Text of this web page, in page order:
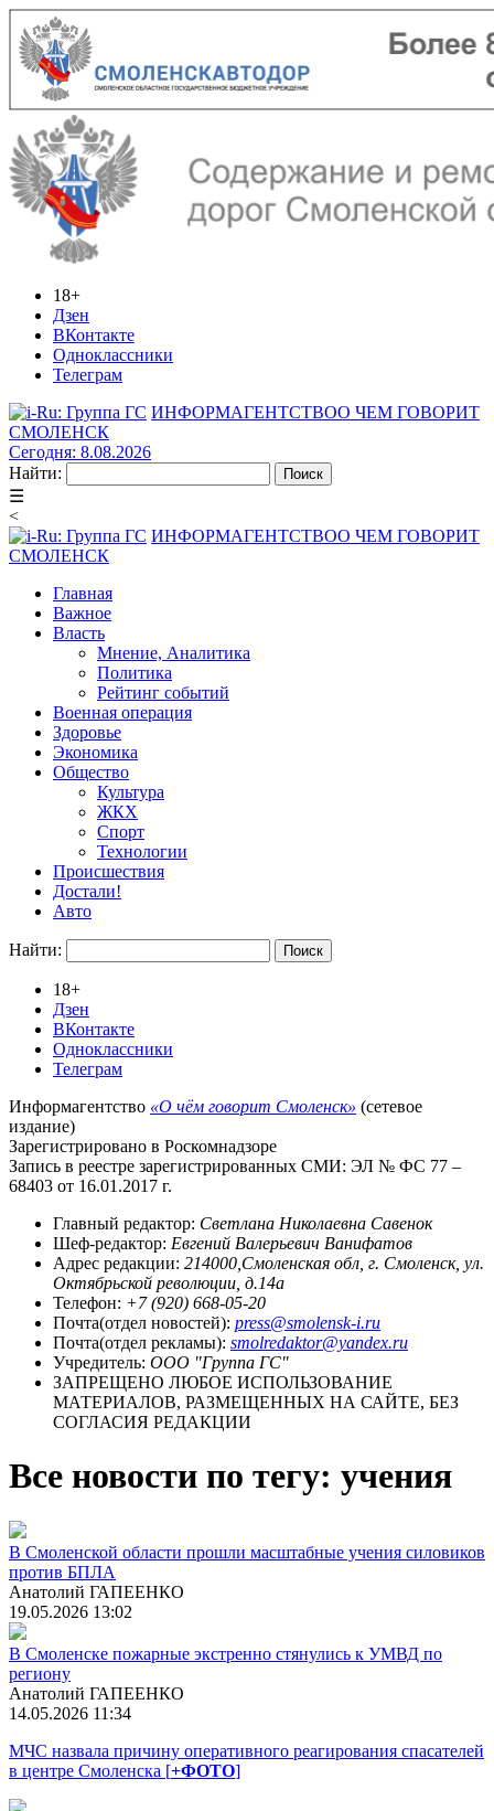
18+
Дзен
ВКонтакте
Одноклассники
Телеграм
ИНФОРМАГЕНТСТВОО ЧЕМ ГОВОРИТ
СМОЛЕНСК
Сегодня: 8.08.2026
Найти:
☰
<
ИНФОРМАГЕНТСТВОО ЧЕМ ГОВОРИТ
СМОЛЕНСК
Главная
Важное
Власть
Мнение, Аналитика
Политика
Рейтинг событий
Военная операция
Здоровье
Экономика
Общество
Культура
ЖКХ
Спорт
Технологии
Происшествия
Достали!
Авто
Найти:
18+
Дзен
ВКонтакте
Одноклассники
Телеграм
Информагентство «О чём говорит Смоленск» (сетевое
издание)
Зарегистрировано в Роскомнадзоре
Запись в реестре зарегистрированных СМИ: ЭЛ № ФС 77 –
68403 от 16.01.2017 г.
Главный редактор: Светлана Николаевна Савенок
Шеф-редактор: Евгений Валерьевич Ванифатов
Адрес редакции: 214000,Смоленская обл, г. Смоленск, ул.
Октябрьской революции, д.14а
Телефон: +7 (920) 668-05-20
Почта(отдел новостей): press@smolensk-i.ru
Почта(отдел рекламы): smolredaktor@yandex.ru
Учредитель: ООО "Группа ГС"
ЗАПРЕЩЕНО ЛЮБОЕ ИСПОЛЬЗОВАНИЕ
МАТЕРИАЛОВ, РАЗМЕЩЕННЫХ НА САЙТЕ, БЕЗ
СОГЛАСИЯ РЕДАКЦИИ
Все новости по тегу: учения
В Смоленской области прошли масштабные учения силовиков
против БПЛА
Анатолий ГАПЕЕНКО
19.05.2026 13:02
В Смоленске пожарные экстренно стянулись к УМВД по
региону
Анатолий ГАПЕЕНКО
14.05.2026 11:34
МЧС назвала причину оперативного реагирования спасателей
в центре Смоленска [+ФОТО]